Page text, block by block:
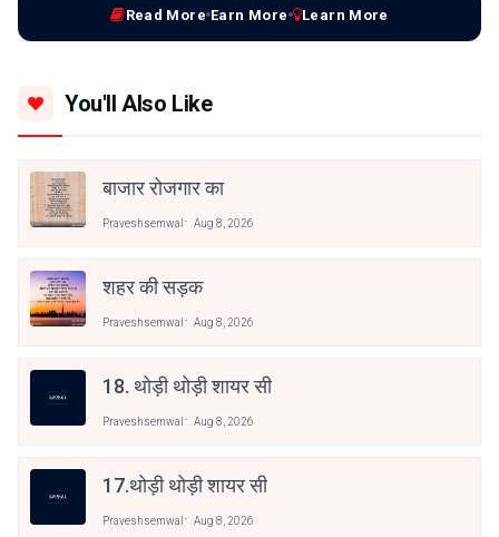
Read More Earn More Learn More
You'll Also Like
बाजार रोजगार का
Praveshsemwal Aug 8, 2026
शहर की सड़क
Praveshsemwal Aug 8, 2026
18. थोड़ी थोड़ी शायर सी
Praveshsemwal Aug 8, 2026
17.थोड़ी थोड़ी शायर सी
Praveshsemwal Aug 8, 2026